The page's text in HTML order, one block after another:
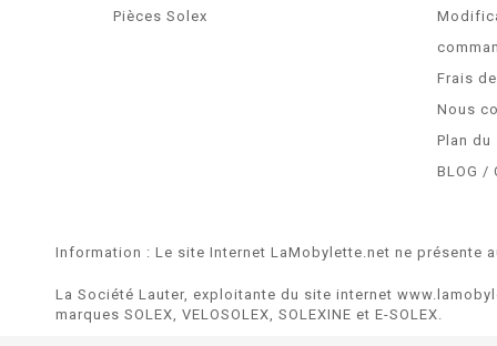
Pièces Solex
Frais
Nous
Plan du
BLOG /
Information : Le site Internet LaMobylette.net ne
La Société Lauter, exploitante du site internet
marques SOLEX, VELOSOLEX, SOLEXINE et E-SOLEX.